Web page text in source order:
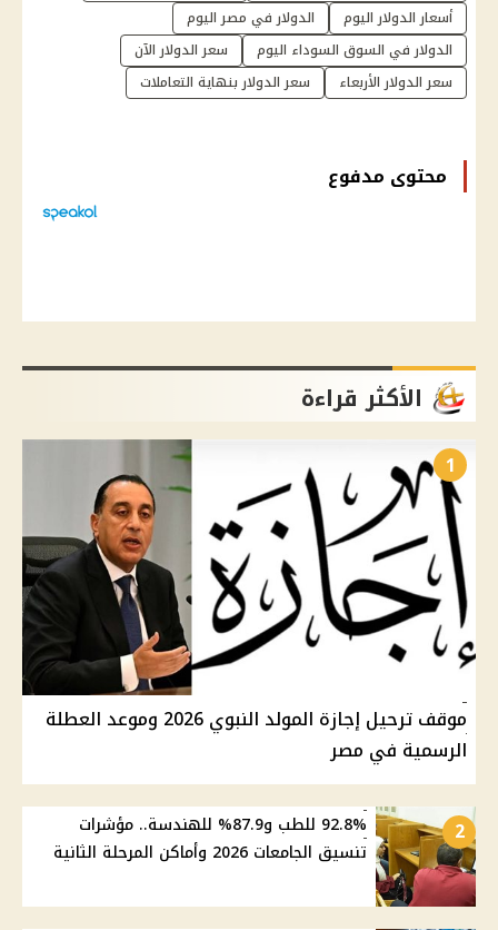
أسعار الدولار اليوم
الدولار في مصر اليوم
الدولار في السوق السوداء اليوم
سعر الدولار الآن
سعر الدولار الأربعاء
سعر الدولار بنهاية التعاملات
محتوى مدفوع
الأكثر قراءة
1
موقف ترحيل إجازة المولد النبوي 2026 وموعد العطلة
الرسمية في مصر
2
92.8% للطب و87.9% للهندسة.. مؤشرات
تنسيق الجامعات 2026 وأماكن المرحلة الثانية